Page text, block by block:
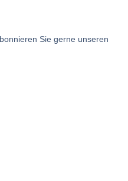
Sie gerne unseren